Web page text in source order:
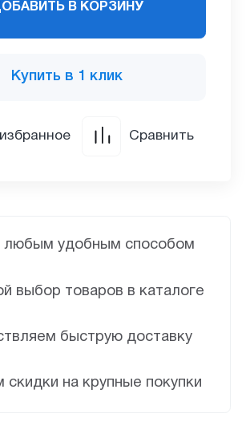
любым удобным способом
выбор товаров в каталоге
быструю доставку
скидки на крупные покупки
В КОРЗИНУ
Купить в 1 клик
Сравнить